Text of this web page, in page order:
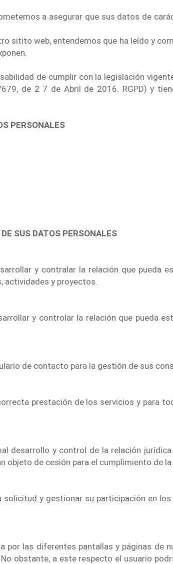
a asegurar que sus datos de
sitito web, entendemos que ha leído y
de cumplir con la legislación
de 2 7 de Abril de 2016. RGPD) y
PERSONALES
SUS DATOS PERSONALES
y contralar la relación que pueda
actividades y proyectos.
y controlar la relación que pueda
de contacto para la gestión de sus
prestación de los servicios y para
desarrollo y control de la relación
objeto de cesión para el cumplimiento de
y gestionar su participación en
por las diferentes pantallas y páginas de
obstante, a este respecto el usuario